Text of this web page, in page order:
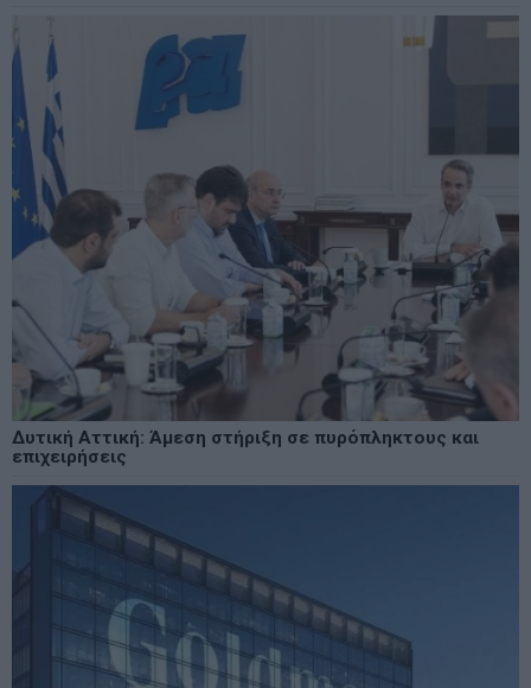
Δυτική Αττική: Άμεση στήριξη σε πυρόπληκτους και
επιχειρήσεις